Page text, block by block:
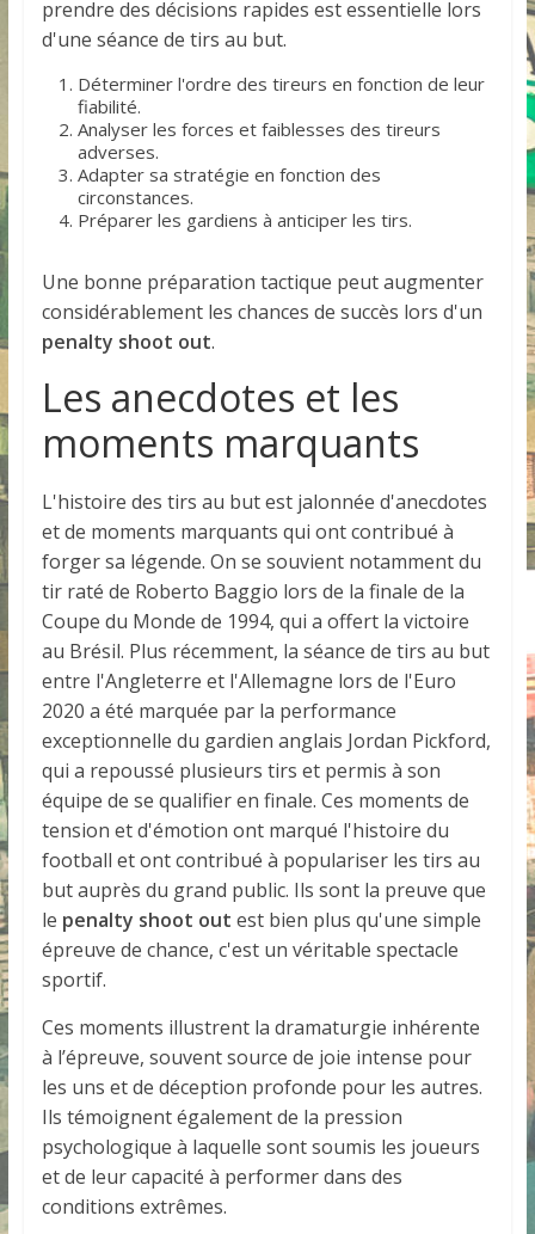
prendre des décisions rapides est essentielle lors
d'une séance de tirs au but.
Déterminer l'ordre des tireurs en fonction de leur
fiabilité.
Analyser les forces et faiblesses des tireurs
adverses.
Adapter sa stratégie en fonction des
circonstances.
Préparer les gardiens à anticiper les tirs.
Une bonne préparation tactique peut augmenter
considérablement les chances de succès lors d'un
penalty shoot out.
Les anecdotes et les
moments marquants
L'histoire des tirs au but est jalonnée d'anecdotes
et de moments marquants qui ont contribué à
forger sa légende. On se souvient notamment du
tir raté de Roberto Baggio lors de la finale de la
Coupe du Monde de 1994, qui a offert la victoire
au Brésil. Plus récemment, la séance de tirs au but
entre l'Angleterre et l'Allemagne lors de l'Euro
2020 a été marquée par la performance
exceptionnelle du gardien anglais Jordan Pickford,
qui a repoussé plusieurs tirs et permis à son
équipe de se qualifier en finale. Ces moments de
tension et d'émotion ont marqué l'histoire du
football et ont contribué à populariser les tirs au
but auprès du grand public. Ils sont la preuve que
le penalty shoot out est bien plus qu'une simple
épreuve de chance, c'est un véritable spectacle
sportif.
Ces moments illustrent la dramaturgie inhérente
à l’épreuve, souvent source de joie intense pour
les uns et de déception profonde pour les autres.
Ils témoignent également de la pression
psychologique à laquelle sont soumis les joueurs
et de leur capacité à performer dans des
conditions extrêmes.